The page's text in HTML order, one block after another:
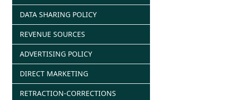
DATA SHARING POLICY
REVENUE SOURCES
ADVERTISING POLICY
DIRECT MARKETING
RETRACTION-CORRECTIONS